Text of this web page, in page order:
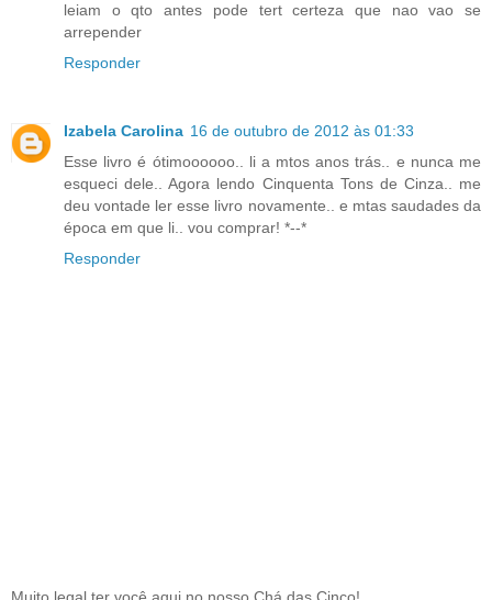
leiam o qto antes pode tert certeza que nao vao se
arrepender
Responder
Izabela Carolina 16 de outubro de 2012 às 01:33
Esse livro é ótimoooooo.. li a mtos anos trás.. e nunca me
esqueci dele.. Agora lendo Cinquenta Tons de Cinza.. me
deu vontade ler esse livro novamente.. e mtas saudades da
época em que li.. vou comprar! *--*
Responder
Muito legal ter você aqui no nosso Chá das Cinco!